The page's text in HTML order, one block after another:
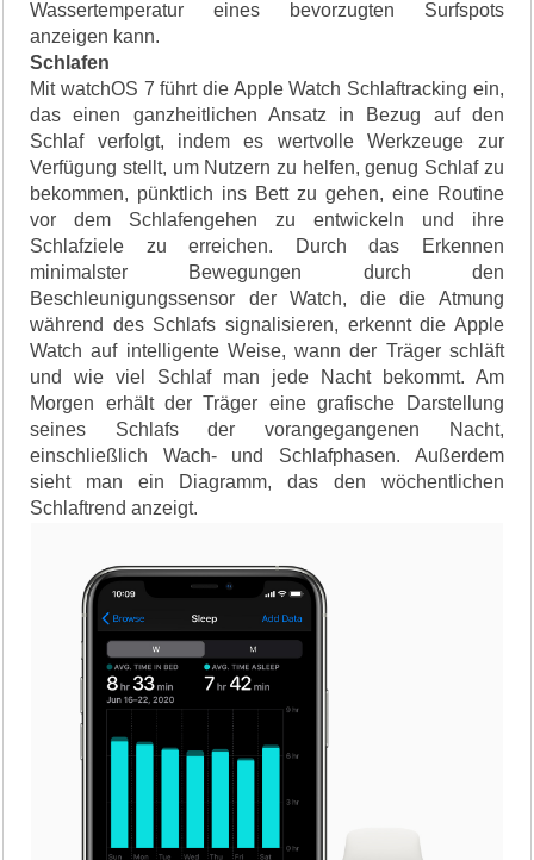
Wassertemperatur eines bevorzugten Surfspots
anzeigen kann.
Schlafen
Mit watchOS 7 führt die Apple Watch Schlaftracking ein,
das einen ganzheitlichen Ansatz in Bezug auf den
Schlaf verfolgt, indem es wertvolle Werkzeuge zur
Verfügung stellt, um Nutzern zu helfen, genug Schlaf zu
bekommen, pünktlich ins Bett zu gehen, eine Routine
vor dem Schlafengehen zu entwickeln und ihre
Schlafziele zu erreichen. Durch das Erkennen
minimalster Bewegungen durch den
Beschleunigungssensor der Watch, die die Atmung
während des Schlafs signalisieren, erkennt die Apple
Watch auf intelligente Weise, wann der Träger schläft
und wie viel Schlaf man jede Nacht bekommt. Am
Morgen erhält der Träger eine grafische Darstellung
seines Schlafs der vorangegangenen Nacht,
einschließlich Wach- und Schlafphasen. Außerdem
sieht man ein Diagramm, das den wöchentlichen
Schlaftrend anzeigt.